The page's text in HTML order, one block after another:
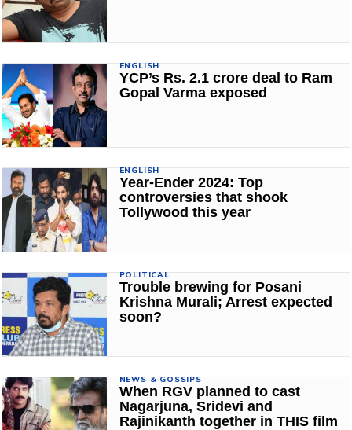
ENGLISH
YCP’s Rs. 2.1 crore deal to Ram
Gopal Varma exposed
ENGLISH
Year-Ender 2024: Top
controversies that shook
Tollywood this year
POLITICAL
Trouble brewing for Posani
Krishna Murali; Arrest expected
soon?
NEWS & GOSSIPS
When RGV planned to cast
Nagarjuna, Sridevi and
Rajinikanth together in THIS film